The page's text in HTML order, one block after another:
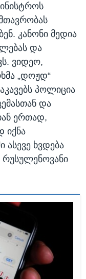
კანონი მედია
და
ვიდეო,
„დოჟდ“
პოლიცია
და
ერთად,
იქნა
ასევე ხვდება
რუსულენოვანი